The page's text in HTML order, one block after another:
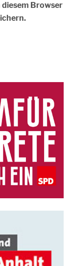
diesem Browser